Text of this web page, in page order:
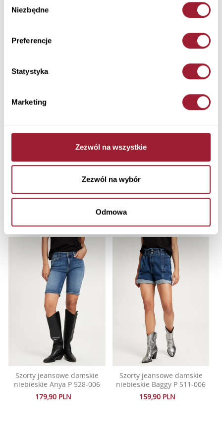
zgody
Niezbędne
Preferencje
Statystyka
Marketing
Zezwól na wszystkie
Zezwól na wybór
Odmowa
ciemnoniebieskie Avril A 531-
granatowe Adele P 457-034
80129-252
Szorty damskie dresowe
niebieskie 80129-647
Szorty jeansowe damskie
niebieskie Anya P 528-006
179,90 PLN
Szorty jeansowe damskie
niebieskie Baggy P 511-006
159,90 PLN